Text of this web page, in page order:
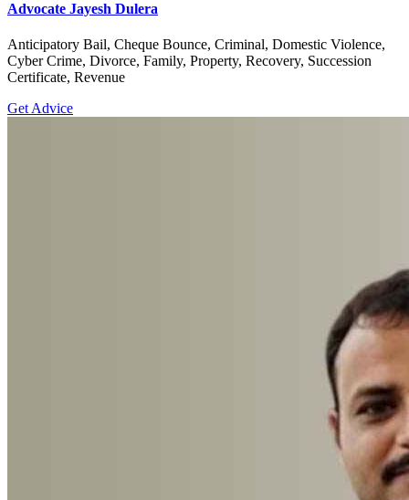
Advocate Jayesh Dulera
Anticipatory Bail, Cheque Bounce, Criminal, Domestic Violence,
Cyber Crime, Divorce, Family, Property, Recovery, Succession
Certificate, Revenue
Get Advice